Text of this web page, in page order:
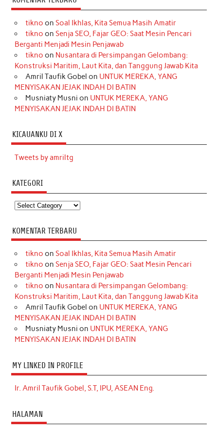
tikno on Soal Ikhlas, Kita Semua Masih Amatir
tikno on Senja SEO, Fajar GEO: Saat Mesin Pencari
Berganti Menjadi Mesin Penjawab
tikno on Nusantara di Persimpangan Gelombang:
Konstruksi Maritim, Laut Kita, dan Tanggung Jawab Kita
Amril Taufik Gobel on UNTUK MEREKA, YANG
MENYISAKAN JEJAK INDAH DI BATIN
Musniaty Musni on UNTUK MEREKA, YANG
MENYISAKAN JEJAK INDAH DI BATIN
KICAUANKU DI X
Tweets by amriltg
KATEGORI
Kategori
KOMENTAR TERBARU
tikno on Soal Ikhlas, Kita Semua Masih Amatir
tikno on Senja SEO, Fajar GEO: Saat Mesin Pencari
Berganti Menjadi Mesin Penjawab
tikno on Nusantara di Persimpangan Gelombang:
Konstruksi Maritim, Laut Kita, dan Tanggung Jawab Kita
Amril Taufik Gobel on UNTUK MEREKA, YANG
MENYISAKAN JEJAK INDAH DI BATIN
Musniaty Musni on UNTUK MEREKA, YANG
MENYISAKAN JEJAK INDAH DI BATIN
MY LINKED IN PROFILE
Ir. Amril Taufik Gobel, S.T, IPU, ASEAN Eng.
HALAMAN